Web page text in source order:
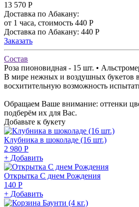
13 570 Р
Доставка по Абакану:
от 1 часа, стоимость 440 Р
Доставка по Абакану: 440 Р
Заказать
Состав
Роза пионовидная - 15 шт. •
В мире нежных и воздушных букетов
восхитительную возможность
Обращаем Ваше внимание: оттенки
подберём их для Вас.
Добавьте к букету
Клубника в шоколаде (16 шт.)
2 980 Р
+ Добавить
Открытка С днем Рождения
140 Р
+ Добавить